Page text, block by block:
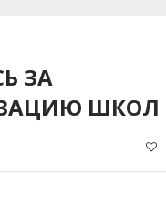
ЗА
ШКОЛ